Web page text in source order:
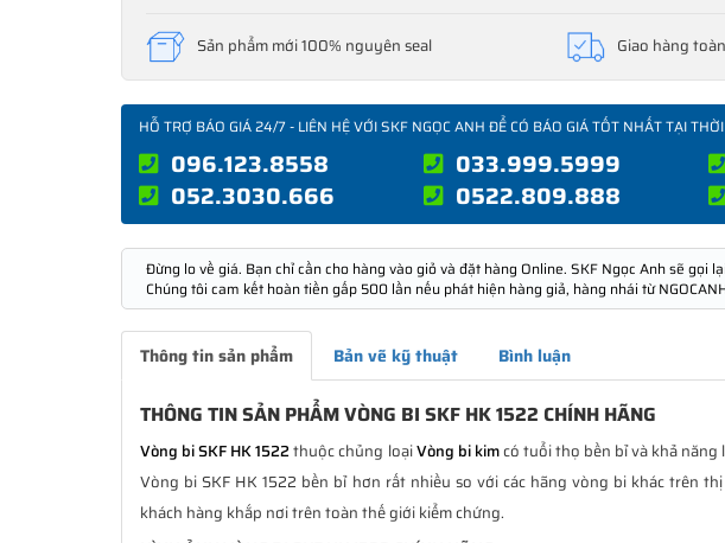
Sản phẩm mới 100% nguyên seal Giao hàng
HỖ TRỢ BÁO GIÁ 24/7 - LIÊN HỆ VỚI SKF NGỌC ANH ĐỂ CÓ BÁO GIÁ TỐT NHẤT TẠI
096.123.8558 033.999.5999
052.3030.666
0522.809.888
Đừng lo về giá. Bạn chỉ cần cho hàng vào giỏ và đặt hàng Online. SKF Ngọc Anh sẽ gọi
Chúng tôi cam kết hoàn tiền gấp 500 lần nếu phát hiện hàng giả, hàng nhái từ
Thông tin sản phẩm Bản vẽ kỹ thuật Bình luận
THÔNG TIN SẢN PHẨM VÒNG BI SKF HK 1522 CHÍNH HÃNG
Vòng bi SKF HK 1522thuộc chủng loạiVòng bi kimcó tuổi thọ bền bỉ và khả năng
Vòng bi SKF HK 1522 bền bỉ hơn rất nhiều so với các hãng vòng bi khác trên
khách hàng khắp nơi trên toàn thế giới kiểm chứng.